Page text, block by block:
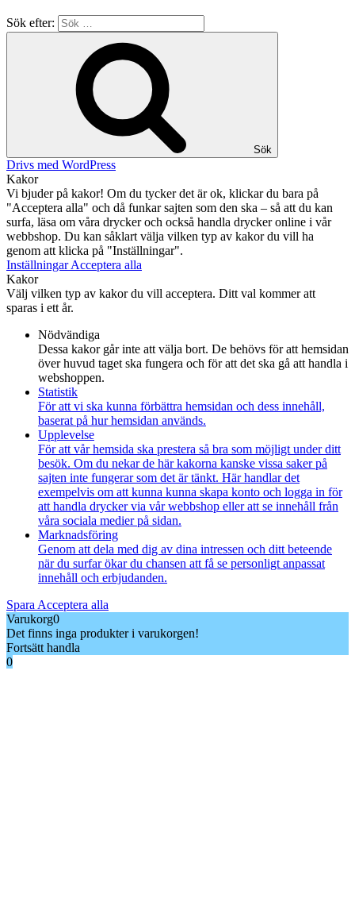
Sök efter:
Sök
Drivs med WordPress
Kakor
Vi bjuder på kakor! Om du tycker det är ok, klickar du bara på
"Acceptera alla" och då funkar sajten som den ska – så att du kan
surfa, läsa om våra drycker och också handla drycker online i vår
webbshop. Du kan såklart välja vilken typ av kakor du vill ha
genom att klicka på "Inställningar".
InställningarAcceptera alla
Kakor
Välj vilken typ av kakor du vill acceptera. Ditt val kommer att
sparas i ett år.
Nödvändiga
Dessa kakor går inte att välja bort. De behövs för att hemsidan
över huvud taget ska fungera och för att det ska gå att handla i
webshoppen.
Statistik
För att vi ska kunna förbättra hemsidan och dess innehåll,
baserat på hur hemsidan används.
Upplevelse
För att vår hemsida ska prestera så bra som möjligt under ditt
besök. Om du nekar de här kakorna kanske vissa saker på
sajten inte fungerar som det är tänkt. Här handlar det
exempelvis om att kunna kunna skapa konto och logga in för
att handla drycker via vår webbshop eller att se innehåll från
våra sociala medier på sidan.
Marknadsföring
Genom att dela med dig av dina intressen och ditt beteende
när du surfar ökar du chansen att få se personligt anpassat
innehåll och erbjudanden.
Spara Acceptera alla
Varukorg0
Det finns inga produkter i varukorgen!
Fortsätt handla
0